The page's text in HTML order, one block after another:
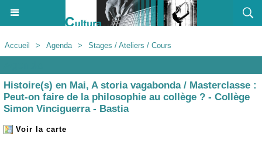
Accueil > Agenda > Stages / Ateliers / Cours
Histoire(s) en Mai, A storia vagabonda / Masterclasse :
Peut-on faire de la philosophie au collège ? - Collège
Simon Vinciguerra - Bastia
Voir la carte